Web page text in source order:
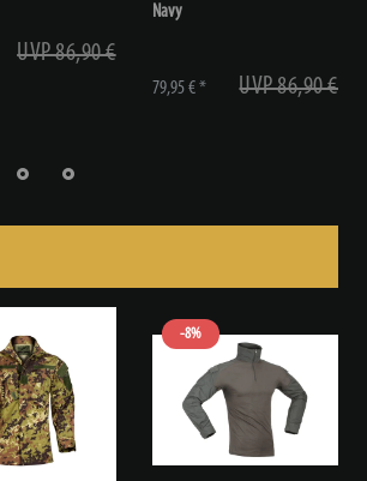
UVP 86,90 €
Navy
UVP 86,90 €
79,95 € *
-8%